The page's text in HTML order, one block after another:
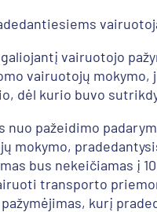
vairuotojo
vairuotojų mokymo,
dėl kurio buvo
pažeidimo
mokymo,
bus nekeičiamas į
transporto
kurį